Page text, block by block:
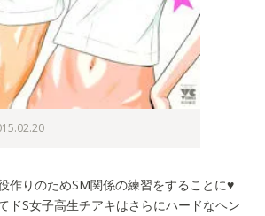
作りのためSM関係の練習をすることに♥
ドS女子高生チアキはさらにハードなヘン